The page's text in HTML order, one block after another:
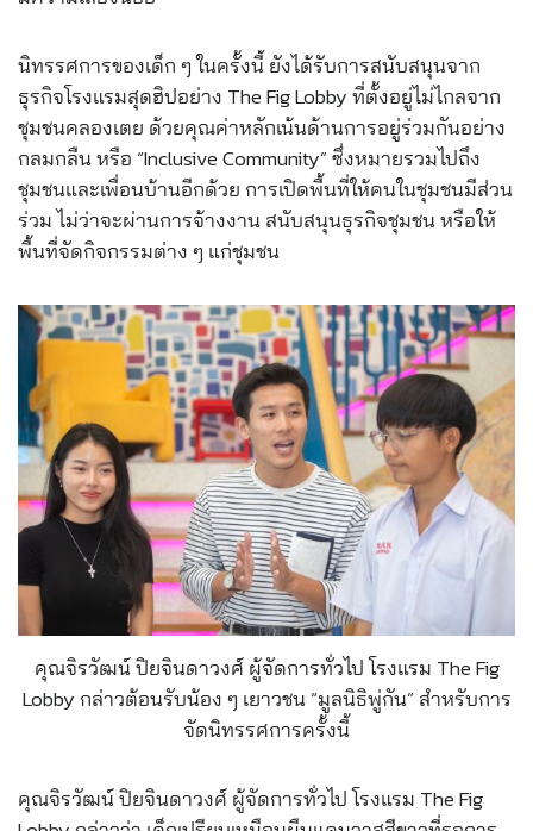
นิทรรศการของเด็ก ๆ ในครั้งนี้ ยังได้รับการสนับสนุนจาก
ธุรกิจโรงแรมสุดฮิปอย่าง The Fig Lobby ที่ตั้งอยู่ไม่ไกลจาก
ชุมชนคลองเตย ด้วยคุณค่าหลักเน้นด้านการอยู่ร่วมกันอย่าง
กลมกลืน หรือ “Inclusive Community” ซึ่งหมายรวมไปถึง
ชุมชนและเพื่อนบ้านอีกด้วย การเปิดพื้นที่ให้คนในชุมชนมีส่วน
ร่วม ไม่ว่าจะผ่านการจ้างงาน สนับสนุนธุรกิจชุมชน หรือให้
พื้นที่จัดกิจกรรมต่าง ๆ แก่ชุมชน
คุณจิรวัฒน์ ปิยจินดาวงศ์ ผู้จัดการทั่วไป โรงแรม The Fig
Lobby กล่าวต้อนรับน้อง ๆ เยาวชน “มูลนิธิพู่กัน” สำหรับการ
จัดนิทรรศการครั้งนี้
คุณจิรวัฒน์ ปิยจินดาวงศ์ ผู้จัดการทั่วไป โรงแรม The Fig